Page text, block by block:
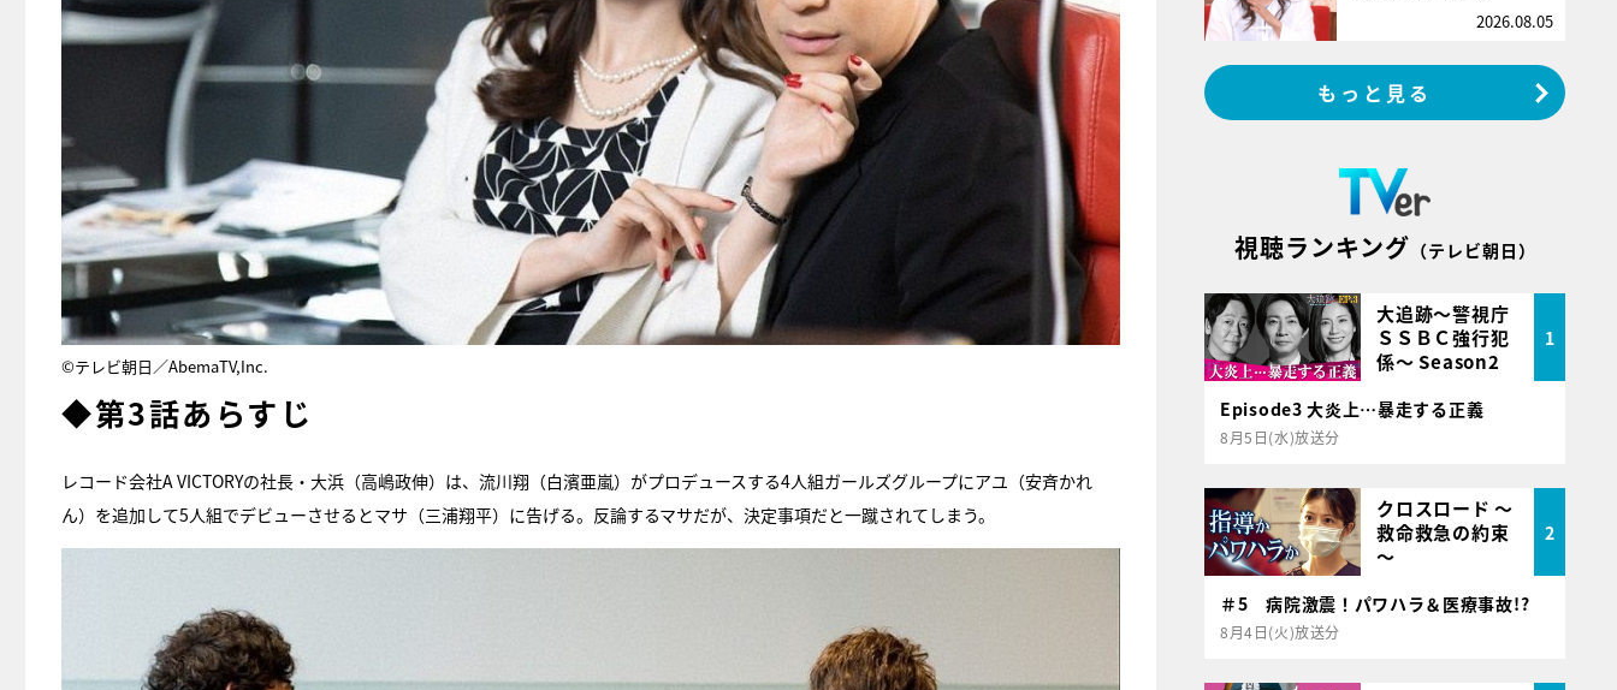
©テレビ朝日／AbemaTV,Inc.
◆第3話あらすじ
レコード会社A VICTORYの社長・大浜（高嶋政伸）は、流川翔（白濱亜嵐）がプロデュースする4人組ガールズグループにアユ（安斉かれ
ん）を追加して5人組でデビューさせるとマサ（三浦翔平）に告げる。反論するマサだが、決定事項だと一蹴されてしまう。
2026.08.05
もっと見る
視聴ランキング （テレビ朝日）
大追跡～警視庁
ＳＳＢＣ強行犯
係～ Season2
1
Episode3 大炎上…暴走する正義
8月5日(水)放送分
クロスロード ～
救命救急の約束
～
2
＃5 病院激震！パワハラ＆医療事故!?
8月4日(火)放送分